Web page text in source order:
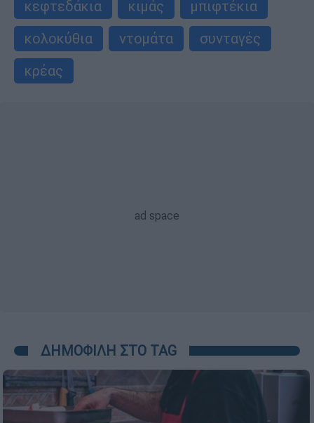
κεφτεδάκια κιμάς
μπιφτέκια
κολοκύθια
ντομάτα
συνταγές
κρέας
ΔΗΜΟΦΙΛΗ ΣΤΟ TAG